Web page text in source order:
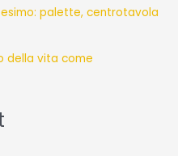
palette, centrotavola
della vita come